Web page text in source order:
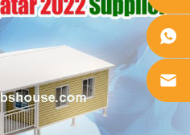
+861862
0106756
+861862